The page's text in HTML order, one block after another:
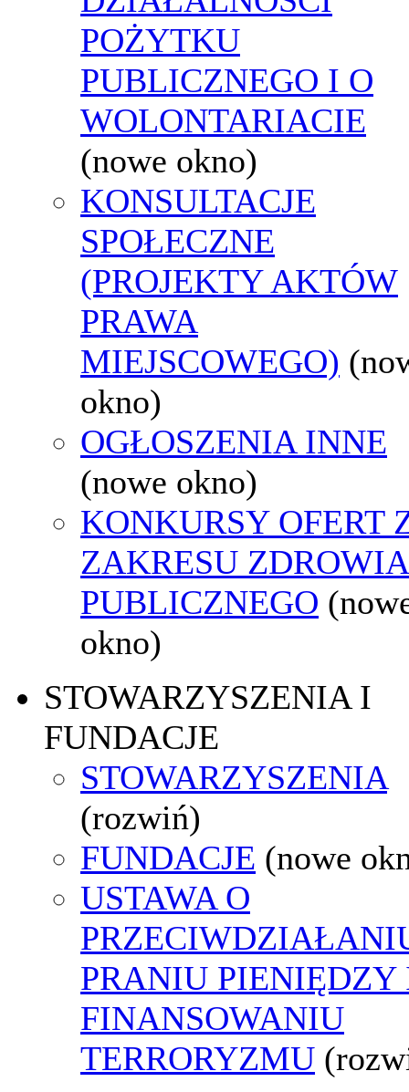
POŻYTKU
PUBLICZNEGO I O
WOLONTARIACIE
(nowe okno)
KONSULTACJE
SPOŁECZNE
(PROJEKTY AKTÓW
PRAWA
MIEJSCOWEGO)
okno)
OGŁOSZENIA INNE
(nowe okno)
KONKURSY OFERT
ZAKRESU ZDROWIA
PUBLICZNEGO
okno)
STOWARZYSZENIA I
FUNDACJE
STOWARZYSZENIA
(rozwiń)
FUNDACJE (nowe
USTAWA O
PRANIU PIENIĘDZY
FINANSOWANIU
TERRORYZMU